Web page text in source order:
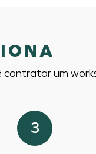
contratar um
3